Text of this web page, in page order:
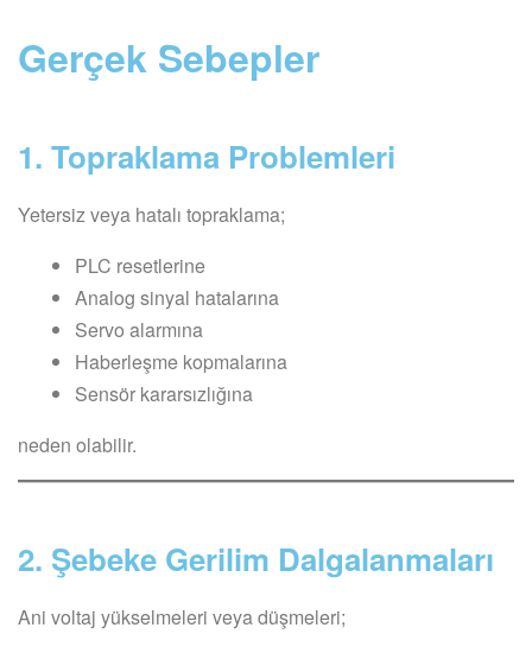
Gerçek Sebepler
1. Topraklama Problemleri
Yetersiz veya hatalı topraklama;
PLC resetlerine
Analog sinyal hatalarına
Servo alarmına
Haberleşme kopmalarına
Sensör kararsızlığına
neden olabilir.
2. Şebeke Gerilim Dalgalanmaları
Ani voltaj yükselmeleri veya düşmeleri;